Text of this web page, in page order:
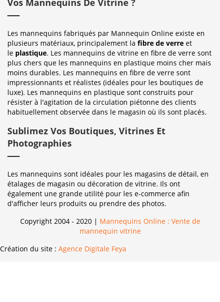
Vos Mannequins De Vitrine ?
Les mannequins fabriqués par Mannequin Online existe en
plusieurs matériaux, principalement la fibre de verre et
le plastique. Les mannequins de vitrine en fibre de verre sont
plus chers que les mannequins en plastique moins cher mais
moins durables. Les mannequins en fibre de verre sont
impressionnants et réalistes (idéales pour les boutiques de
luxe). Les mannequins en plastique sont construits pour
résister à l'agitation de la circulation piétonne des clients
habituellement observée dans le magasin où ils sont placés.
Sublimez Vos Boutiques, Vitrines Et
Photographies
Les mannequins sont idéales pour les magasins de détail, en
étalages de magasin ou décoration de vitrine. Ils ont
également une grande utilité pour les e-commerce afin
d'afficher leurs produits ou prendre des photos.
Copyright 2004 - 2020 | Mannequins Online : Vente de
mannequin vitrine
Création du site : Agence Digitale Feya